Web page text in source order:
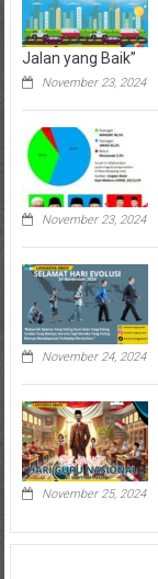
Jalan yang Baik”
November 23, 2024
November 23, 2024
November 24, 2024
November 25, 2024